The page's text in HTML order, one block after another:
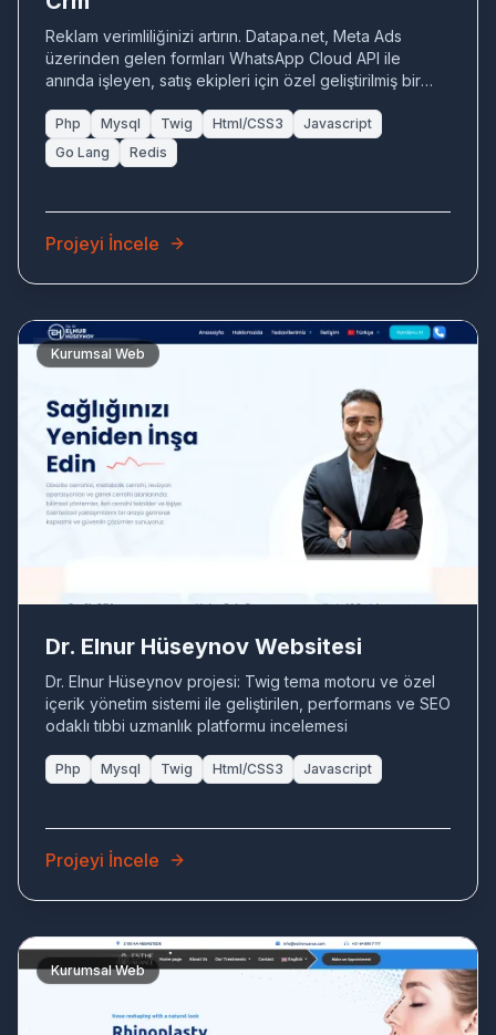
Reklam verimliliğinizi artırın. Datapa.net, Meta Ads
üzerinden gelen formları WhatsApp Cloud API ile
anında işleyen, satış ekipleri için özel geliştirilmiş bir
Php Mysql Twig Html/CSS3
Javascript
Go Lang
Redis
Projeyi İncele
Kurumsal Web
Dr. Elnur Hüseynov Websitesi
Dr. Elnur Hüseynov projesi: Twig tema motoru ve özel
içerik yönetim sistemi ile geliştirilen, performans ve SEO
odaklı tıbbi uzmanlık platformu incelemesi
Php Mysql Twig Html/CSS3 Javascript
Projeyi İncele
Kurumsal Web